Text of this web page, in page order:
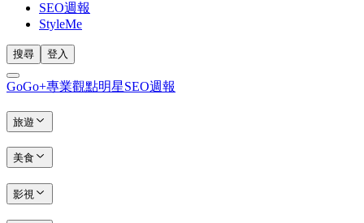
SEO週報
StyleMe
搜尋 登入
GoGo+專業觀點明星SEO週報
旅遊
美食
影視